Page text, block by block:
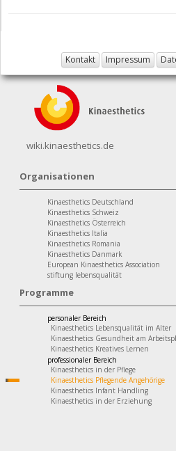
Kontakt Impressum
wiki.kinaesthetics.de
Organisationen
Kinaesthetics Deutschland
Kinaesthetics Schweiz
Kinaesthetics Österreich
Kinaesthetics Italia
Kinaesthetics Romania
Kinaesthetics Danmark
European Kinaesthetics Association
stiftung lebensqualität
Programme
personaler Bereich
Kinaesthetics Lebensqualität im Alter
Kinaesthetics Gesundheit am
Kinaesthetics Kreatives Lernen
professionaler Bereich
Kinaesthetics in der Pflege
Kinaesthetics Pflegende Angehörige
Kinaesthetics Infant Handling
Kinaesthetics in der Erziehung